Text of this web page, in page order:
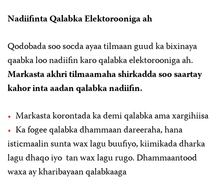
Nadiifinta Qalabka Elektorooniga ah
Qodobada soo socda ayaa tilmaan guud ka bixinaya
qaabka loo nadiifin karo qalabka elektorooniga ah.
Markasta akhri tilmaamaha shirkadda soo saartay
kahor inta aadan qalabka nadiifin.
Markasta korontada ka demi qalabka ama xargihiisa
Ka fogee qalabka dhammaan dareeraha, hana
isticmaalin sunta wax lagu buufiyo, kiimikada dharka
lagu dhaqo iyo tan wax lagu rugo. Dhammaantood
waxa ay kharibayaan qalabkaaga